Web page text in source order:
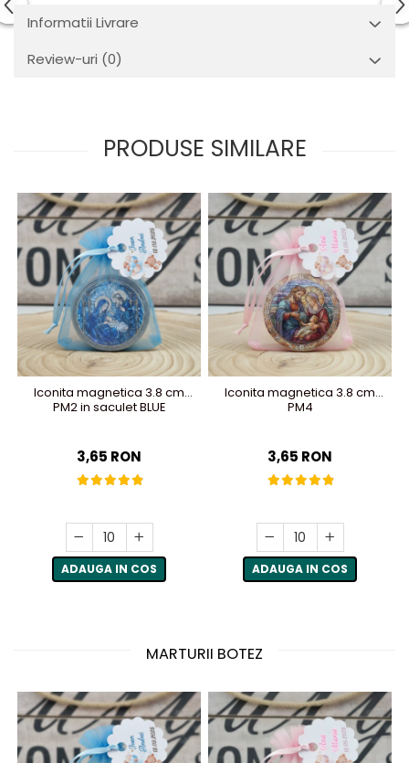
Informatii Livrare
Review-uri (0)
PRODUSE SIMILARE
Iconita magnetica 3.8 cm
PM2 in saculet BLUE
3,65 RON
ADAUGA IN COS
Iconita magnetica 3.8 cm
PM4
3,65 RON
ADAUGA IN COS
MARTURII BOTEZ